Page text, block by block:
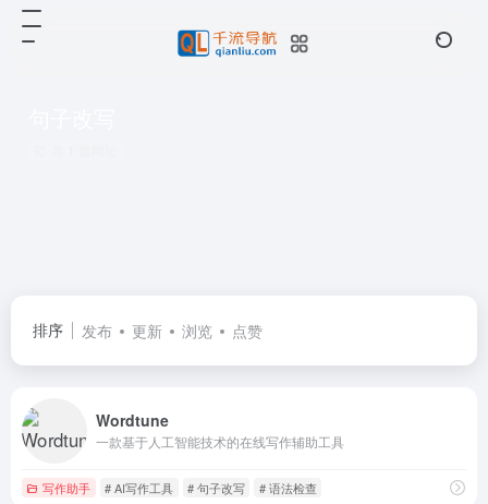
排序 发布 更新 浏览 点赞
Wordtune
一款基于人工智能技术的在线写作辅助工具
写作助手 # AI写作工具 # 句子改写 # 语法检查